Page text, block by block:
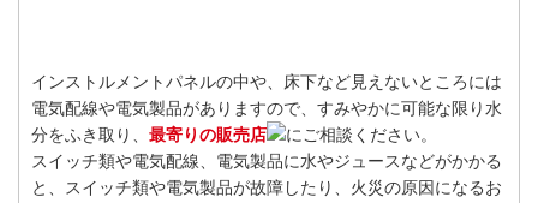
インストルメントパネルの中や、床下など見えないところには
電気配線や電気製品がありますので、すみやかに可能な限り水
分をふき取り、 最寄りの販売店
にご相談ください。
スイッチ類や電気配線、電気製品に水やジュースなどがかかる
と、スイッチ類や電気製品が故障したり、火災の原因になるお